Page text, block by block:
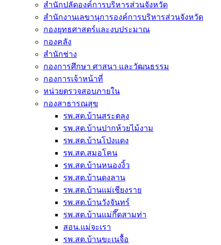
สำนักปลัดองค์การบริหารส่วนจังหวัด
สำนักงานเลขานุการองค์การบริหารส่วนจังหวัด
กองยุทธศาสตร์และงบประมาณ
กองคลัง
สำนักช่าง
กองการศึกษา ศาสนา และวัฒนธรรม
กองการเจ้าหน้าที่
หน่วยตรวจสอบภายใน
กองสาธารณสุข
รพ.สต.บ้านสระตลุง
รพ.สต.บ้านปากห้วยไม้งาม
รพ.สต.บ้านโป่งแดง
รพ.สต.สมอโคน
รพ.สต.บ้านหนองงิ้ว
รพ.สต.บ้านดงลาน
รพ.สต.บ้านแม่เชียงราย
รพ.สต.บ้านวังจันทร์
รพ.สต.บ้านแม่กึ๊ดสามท่า
สอน.แม่จะเรา
รพ.สต.บ้านขะเนจื้อ